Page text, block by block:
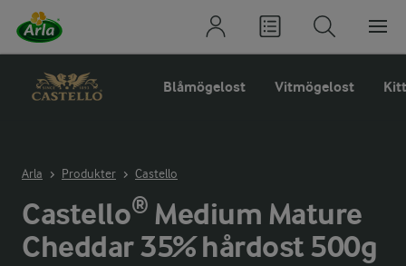
Blåmögelost Vitmögelost
Arla Produkter Castello
Castello® Medium Mature
Cheddar 35% hårdost 500g